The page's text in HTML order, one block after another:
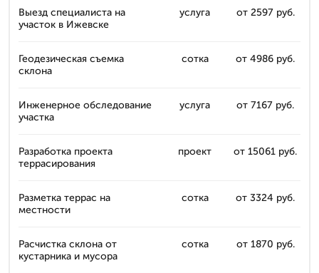
Выезд специалиста на
участок в Ижевске
услуга от 2597 руб.
Геодезическая съемка
склона
сотка от 4986 руб.
Инженерное обследование
участка
услуга от 7167 руб.
Разработка проекта
террасирования
проект от 15061 руб.
Разметка террас на
местности
сотка от 3324 руб.
Расчистка склона от
кустарника и мусора
сотка от 1870 руб.